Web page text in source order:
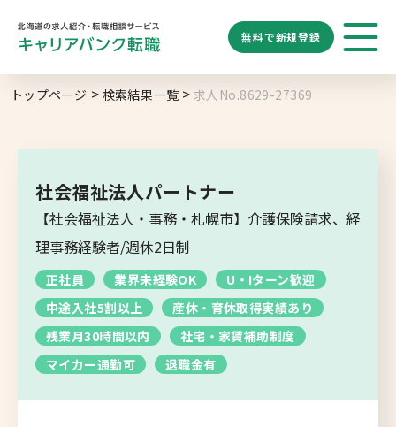
無料で新規登録
求人を探す ブックマーク
求人閲覧履歴 新着求人一覧
転職支援サービス
勤務地 業種 職種
札幌市
道央エリア
空知エリア
道東エリア
釧路・根室エリア
オホーツクエリア
トップページ 検索結果一覧 求人No.8629-27369
社会福祉法人パートナー
【社会福祉法人・事務・札幌市】介護保険請求、経
理事務経験者/週休2日制
正社員 業界未経験OK
U・Iターン歓迎
中途入社5割以上
産休・育休取得実績あり
残業月30時間以内
社宅・家賃補助制度
マイカー通勤可
退職金有